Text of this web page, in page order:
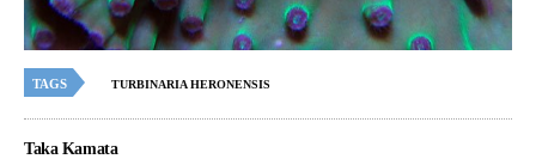
TAGS TURBINARIA HERONENSIS
Taka Kamata